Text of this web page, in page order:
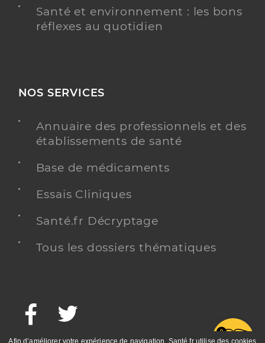
Santé et environnement : les bons
réflexes au quotidien
NOS SERVICES
Annuaire des professionnels et des
établissements de santé
Base de médicaments
Essais Cliniques
Santé.fr Décryptage
Tous les dossiers thématiques
Facebook
Afin d’améliorer votre expérience de navigation, Santé.fr utilise des cookies